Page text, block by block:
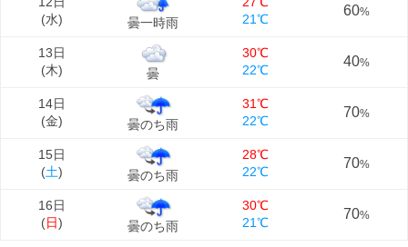
(水) 曇一時雨
21℃
60%
13日
(木) 曇
30℃
22℃
40%
14日
(金) 曇のち雨
31℃
22℃
70%
15日
(土) 曇のち雨
28℃
22℃
70%
16日
(日) 曇のち雨
30℃
21℃
70%